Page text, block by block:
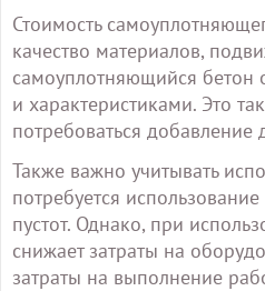
Стоимость
качество материалов,
самоуплотняющийся бетон
и характеристиками. Это
потребоваться
Также важно учитывать
потребуется
пустот. Однако, при
снижает затраты на
затраты на выполнение